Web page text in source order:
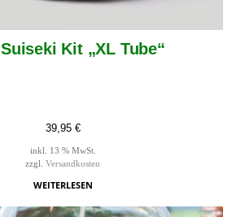
Suiseki Kit „XL Tube“
39,95 €
inkl. 13 % MwSt.
zzgl. Versandkosten
WEITERLESEN